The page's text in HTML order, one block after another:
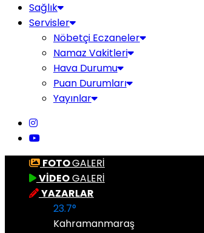
Sağlık
Servisler
Nöbetçi Eczaneler
Namaz Vakitleri
Hava Durumu
Puan Durumları
Yayınlar
FOTOGALERİ
VİDEOGALERİ
YAZARLAR
23.7°
Kahramanmaraş